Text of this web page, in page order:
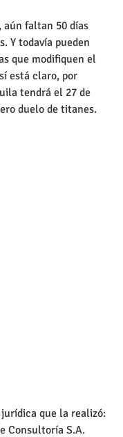
aún faltan 50 días
Y todavía pueden
que modifiquen el
está claro, por
tendrá el 27 de
duelo de titanes.
que la realizó:
Consultoría S.A.